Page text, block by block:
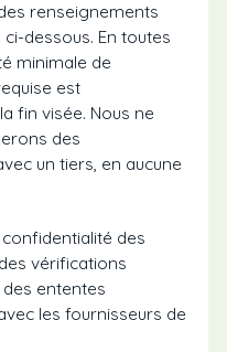
renseignements
dessous. En toutes
minimale de
est
fin visée. Nous ne
des
un tiers, en aucune
des
vérifications
ententes
les fournisseurs de